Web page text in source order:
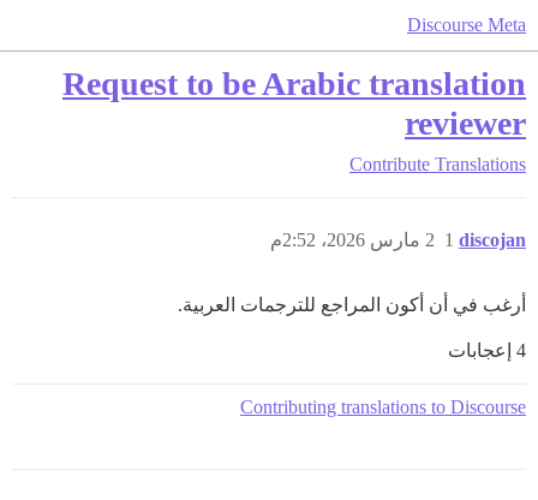
Discourse Meta
Request to be Arabic translation
reviewer
Contribute Translations
discojan 2 مارس 2026، 2:52م 1
أرغب في أن أكون المراجع للترجمات العربية.
4 إعجابات
Contributing translations to Discourse